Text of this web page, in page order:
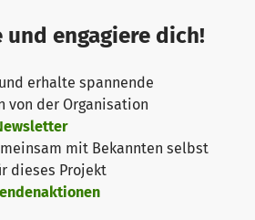
auf alle Geräusche und Töne. Und
sprechen wie “Thaththa”
und “bye”. Er kann auch schon
wenn man ihm die
dreimal pro Woche Sprachtherapie
Rajagiriya, wo auch die Operation
Krankenhauskosten betragen Rs.
engagiere dich!
erhalte spannende
von der Organisation
mit Bekannten selbst
dieses Projekt